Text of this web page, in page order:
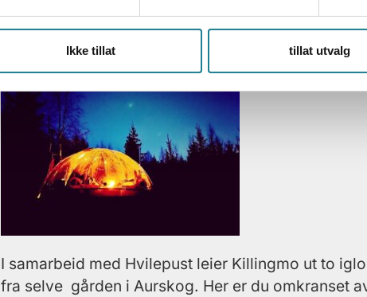
Ikke tillat tillat utvalg
ble det poståpneri på Killingmo 01.01.1900.
Tertitten hadde sin siste tur i disse trakter 30 juni i
I samarbeid med Hvilepust leier Killingmo ut to
fra selve gården i Aurskog. Her er du omkranset